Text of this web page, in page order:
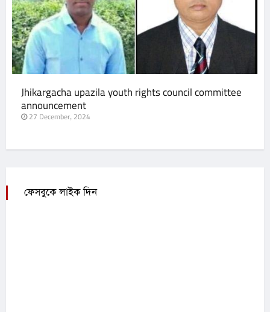
Jhikargacha upazila youth rights council committee
announcement
27 December, 2024
ফেসবুকে লাইক দিন